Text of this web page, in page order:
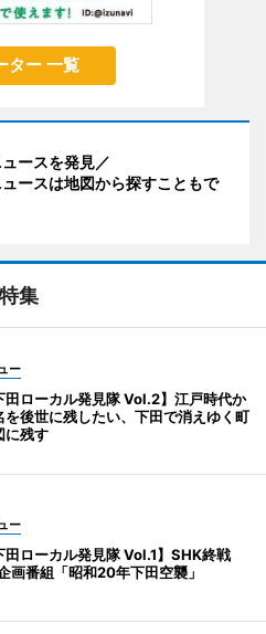
ター 一覧
ースを発見／
ースは地図から探すこともで
特集
ー
田ローカル発見隊 Vol.2】江戸時代か
を後世に残したい、下田で消えゆく町
に残す
ー
田ローカル発見隊 Vol.1】SHK終戦
画番組「昭和20年下田空襲」